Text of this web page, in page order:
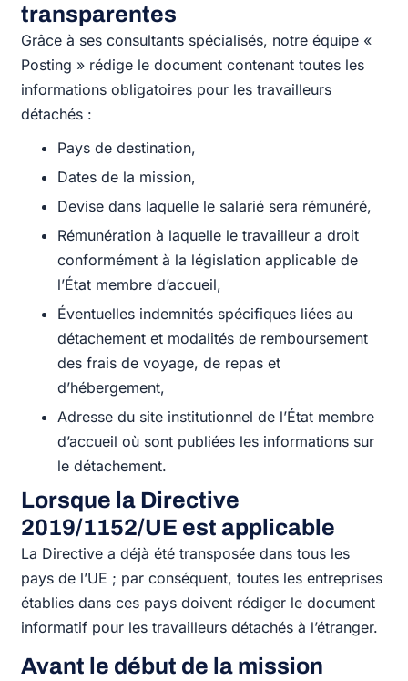
transparentes
Grâce à ses consultants spécialisés, notre équipe «
Posting » rédige le document contenant toutes les
informations obligatoires pour les travailleurs
détachés :
Pays de destination,
Dates de la mission,
Devise dans laquelle le salarié sera rémunéré,
Rémunération à laquelle le travailleur a droit
conformément à la législation applicable de
l’État membre d’accueil,
Éventuelles indemnités spécifiques liées au
détachement et modalités de remboursement
des frais de voyage, de repas et
d’hébergement,
Adresse du site institutionnel de l’État membre
d’accueil où sont publiées les informations sur
le détachement.
Lorsque la Directive
2019/1152/UE est applicable
La Directive a déjà été transposée dans tous les
pays de l’UE ; par conséquent, toutes les entreprises
établies dans ces pays doivent rédiger le document
informatif pour les travailleurs détachés à l’étranger.
Avant le début de la mission